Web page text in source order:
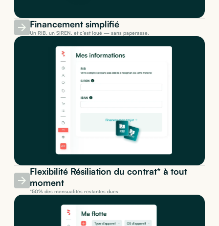
Financement simplifié
Un RIB, un SIREN, et c’est loué — sans paperasse.
Flexibilité Résiliation du contrat* à tout
moment
*50% des mensualités restantes dues